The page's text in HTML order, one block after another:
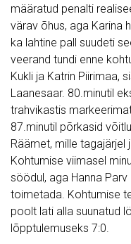
määratud penalti
värav õhus, aga Karina
ka lahtine pall suudeti
veerand tundi enne
Kukli ja Katrin Piirimaa,
Laanesaar. 80.minutil
trahvikastis
87.minutil põrkasid
Räämet, mille tagajärjel
Kohtumise viimasel
söödul, aga Hanna
toimetada. Kohtumise
poolt lati alla suunatud
lõpptulemuseks 7:0.